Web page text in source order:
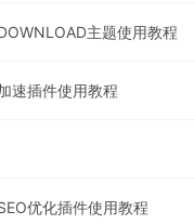
主题使用教程
速插件使用教程
优化插件使用教程